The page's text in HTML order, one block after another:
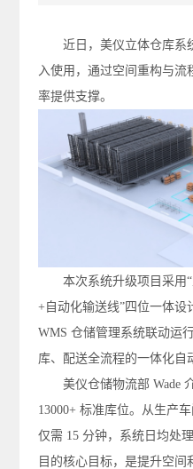
近日，美仪立体仓库系
入使用，通过空间重构与
率提供支撑。
本次系统升级项目采用
+自动化输送线”四位一体设
WMS 仓储管理系统联动运
库、配送全流程的一体化自
美仪仓储物流部 Wade
13000+ 标准库位。从生产
仅需 15 分钟，系统日均处
目的核心目标，是提升空